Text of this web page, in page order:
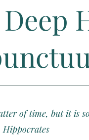
Deep
of time, but it is